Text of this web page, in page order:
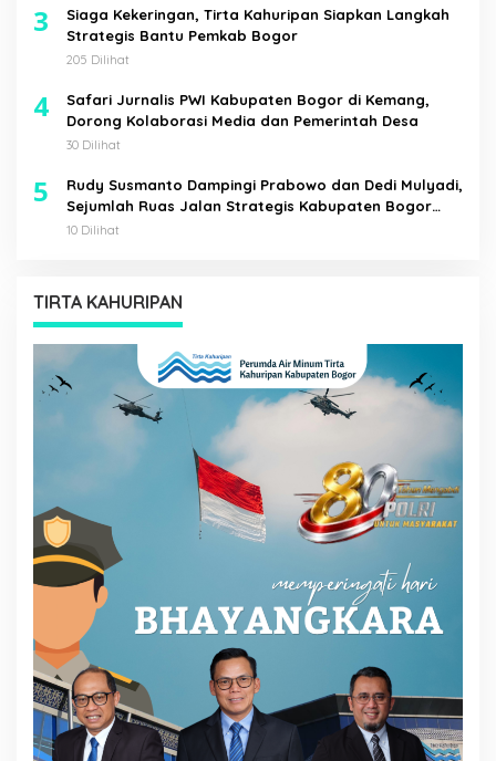
3
Siaga Kekeringan, Tirta Kahuripan Siapkan Langkah
Strategis Bantu Pemkab Bogor
205 Dilihat
4
Safari Jurnalis PWI Kabupaten Bogor di Kemang,
Dorong Kolaborasi Media dan Pemerintah Desa
30 Dilihat
5
Rudy Susmanto Dampingi Prabowo dan Dedi Mulyadi,
Sejumlah Ruas Jalan Strategis Kabupaten Bogor
Diresmikan
10 Dilihat
TIRTA KAHURIPAN